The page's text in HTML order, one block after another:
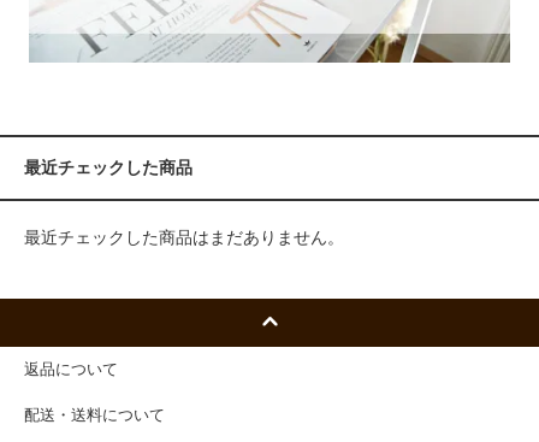
最近チェックした商品
最近チェックした商品はまだありません。
返品について
配送・送料について